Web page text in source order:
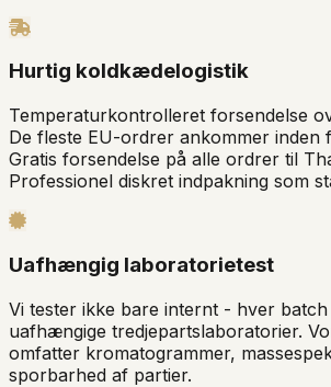
Hurtig koldkædelogistik
Temperaturkontrolleret forsendelse
De fleste EU-ordrer ankommer inden
Gratis forsendelse på alle ordrer til
Professionel diskret indpakning som
Uafhængig laboratorietest
Vi tester ikke bare internt - hver
uafhængige tredjepartslaboratorier.
omfatter kromatogrammer,
sporbarhed af partier.